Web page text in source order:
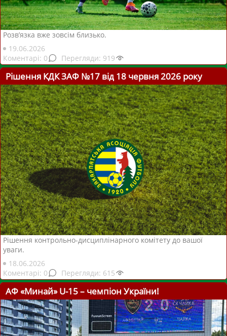
Розв’язка вже зовсім близько.
19.06.2026
0
919
Рішення КДК ЗАФ №17 від 18 червня 2026 року
Рішення контрольно-дисциплінарного комітету до вашої
уваги.
18.06.2026
0
615
АФ «Минай» U-15 – чемпіон України!